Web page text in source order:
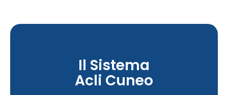
Il Sistema
Acli Cuneo